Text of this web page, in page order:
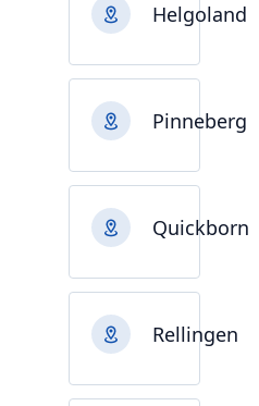
Helgoland
Pinneberg
Quickborn
Rellingen